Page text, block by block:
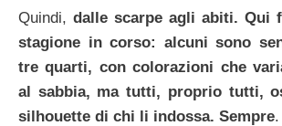
Quindi, dalle scarpe agli abiti. Qui
stagione in corso: alcuni sono
tre quarti, con colorazioni che
al sabbia, ma tutti, proprio tutti,
silhouette di chi li indossa. Sempre.